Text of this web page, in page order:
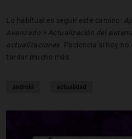
Lo habitual es seguir este camino:
Avanzado > Actualización del
actualizaciones . Paciencia si hoy
tardar mucho más.
android actualidad